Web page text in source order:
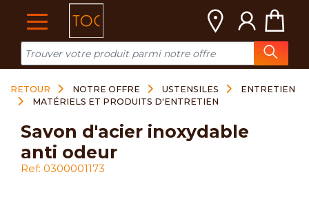
RETOUR NOTRE OFFRE USTENSILES
ENTRETIEN
MATÉRIELS ET PRODUITS D'ENTRETIEN
savon d'acier inoxydable
anti odeur
Ref: 0300001173
Cookies management panel